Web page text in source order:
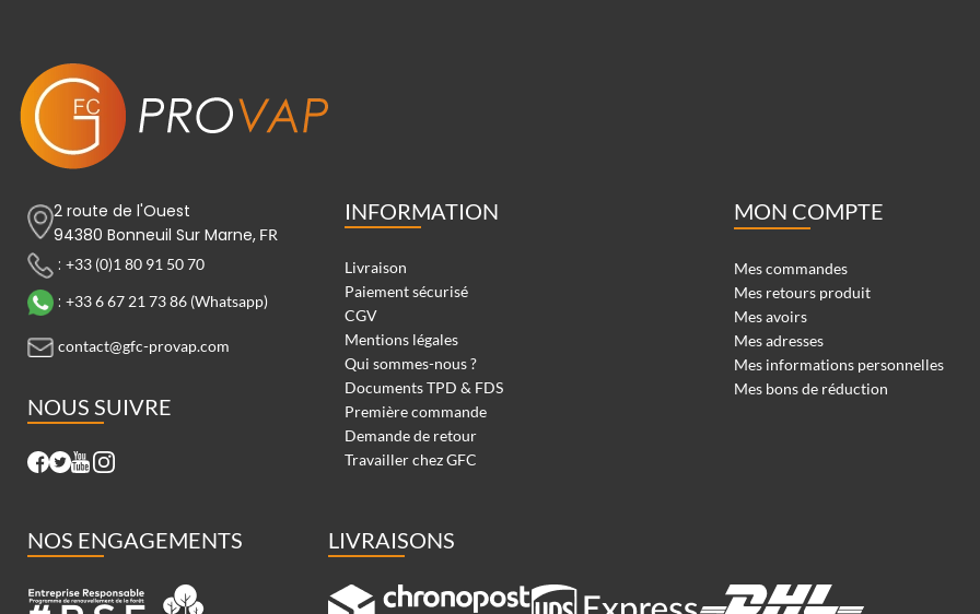
2 route de l'Ouest
94380 Bonneuil Sur Marne, FR
: +33 (0)1 80 91 50 70
: +33 6 67 21 73 86 (Whatsapp)
contact@gfc-provap.com
NOUS SUIVRE
INFORMATION
Livraison
Paiement sécurisé
CGV
Mentions légales
Qui sommes-nous ?
Documents TPD & FDS
Première commande
Demande de retour
Travailler chez GFC
MON COMPTE
Mes commandes
Mes retours produit
Mes avoirs
Mes adresses
Mes informations personnelles
Mes bons de réduction
NOS ENGAGEMENTS LIVRAISONS